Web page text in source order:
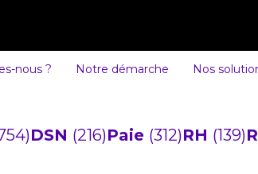
nous ? Notre démarche Nos
DSN (216)Paie (312)RH (139)